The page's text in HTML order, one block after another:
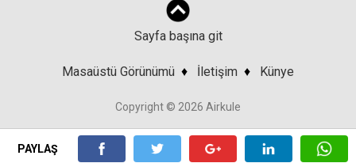
PAYLAŞ
Sayfa başına git
Masaüstü Görünümü ♦ İletişim ♦ Künye
Copyright © 2026 Airkule